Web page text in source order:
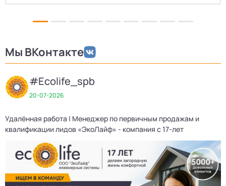
Мы ВКонтакте
#Ecolife_spb
20-07-2026
Удалённая работа | Менеджер по первичным продажам и
квалификации лидов «ЭкоЛайф» - компания с 17-лет